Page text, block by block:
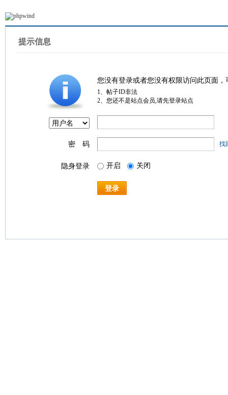
提示信息
您没有登录或者您没有权限访问此页面
1、帖子ID非法
2、您还不是站点会员,请先登录站点
密 码 找
隐身登录 开启 关闭
登录